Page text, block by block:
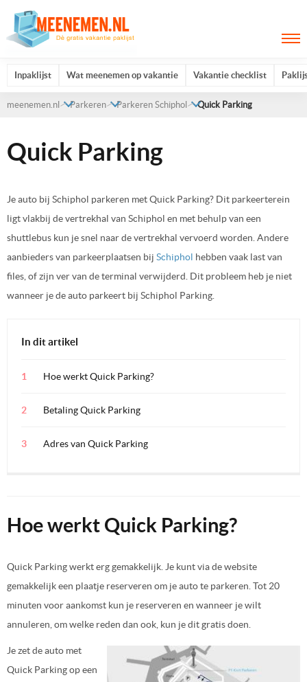
Inpaklijst Wat meenemen op vakantie Vakantie checklist
meenemen.nl Parkeren Parkeren Schiphol Quick Parking
Quick Parking
Je auto bij Schiphol parkeren met Quick Parking? Dit parkeerterein
ligt vlakbij de vertrekhal van Schiphol en met behulp van een
shuttlebus kun je snel naar de vertrekhal vervoerd worden. Andere
aanbieders van parkeerplaatsen bij Schiphol hebben vaak last van
files, of zijn ver van de terminal verwijderd. Dit probleem heb je niet
wanneer je de auto parkeert bij Schiphol Parking.
In dit artikel
Hoe werkt Quick Parking?
Betaling Quick Parking
Adres van Quick Parking
Hoe werkt Quick Parking?
Quick Parking werkt erg gemakkelijk. Je kunt via de website
gemakkelijk een plaatje reserveren om je auto te parkeren. Tot 20
minuten voor aankomst kun je reserveren en wanneer je wilt
annuleren, om welke reden dan ook, kun je dit gratis doen.
Je zet de auto met
Quick Parking op een